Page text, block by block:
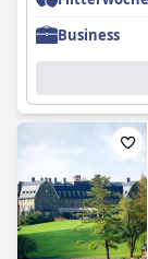
Business